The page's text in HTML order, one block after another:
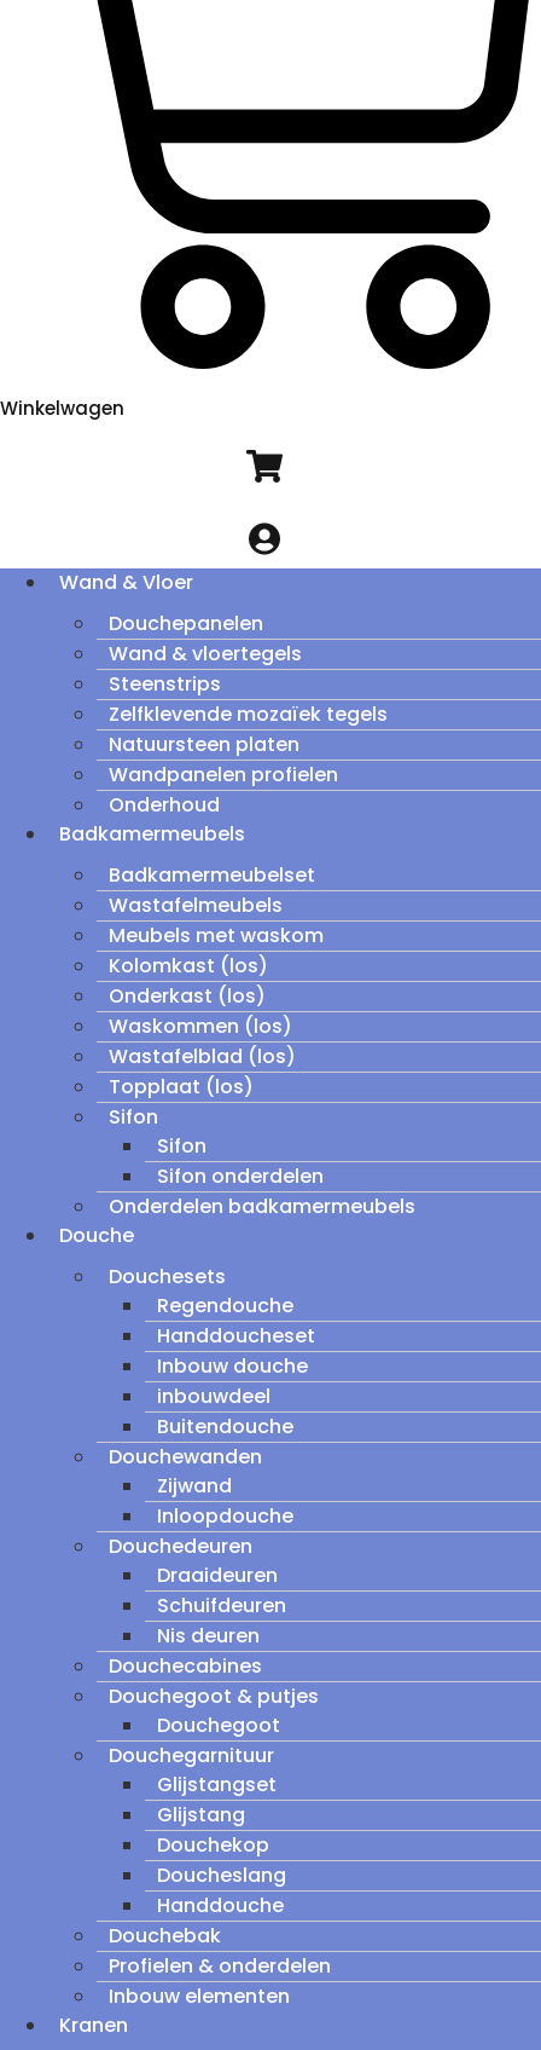
Winkelwagen
Wand & Vloer
Douchepanelen
Wand & vloertegels
Steenstrips
Zelfklevende mozaïek tegels
Natuursteen platen
Wandpanelen profielen
Onderhoud
Badkamermeubels
Badkamermeubelset
Wastafelmeubels
Meubels met waskom
Kolomkast (los)
Onderkast (los)
Waskommen (los)
Wastafelblad (los)
Topplaat (los)
Sifon
Sifon
Sifon onderdelen
Onderdelen badkamermeubels
Douche
Douchesets
Regendouche
Handdoucheset
Inbouw douche
inbouwdeel
Buitendouche
Douchewanden
Zijwand
Inloopdouche
Douchedeuren
Draaideuren
Schuifdeuren
Nis deuren
Douchecabines
Douchegoot & putjes
Douchegoot
Douchegarnituur
Glijstangset
Glijstang
Douchekop
Doucheslang
Handdouche
Douchebak
Profielen & onderdelen
Inbouw elementen
Kranen